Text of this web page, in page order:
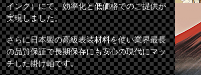
インク）にて、効率化と低価格でのご提供が
実現しました。
さらに日本製の高級表装材料を使い業界最長
の品質保証で長期保存にも安心の現代にマッ
チした掛け軸です。